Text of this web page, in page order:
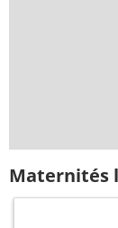
Maternités